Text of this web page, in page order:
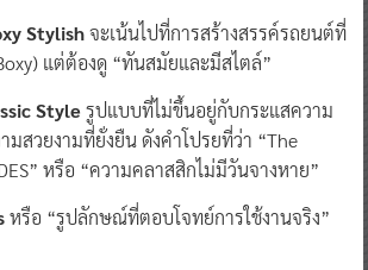
Stylishจะเน้นไปที่การสร้างสรรค์รถยนต์ที่
แต่ต้องดู “ทันสมัยและมีสไตล์”
Styleรูปแบบที่ไม่ขึ้นอยู่กับกระแสความ
สวยงามที่ยั่งยืน ดังคำโปรยที่ว่า “The
หรือ “ความคลาสสิกไม่มีวันจางหาย”
หรือ “รูปลักษณ์ที่ตอบโจทย์การใช้งานจริง”